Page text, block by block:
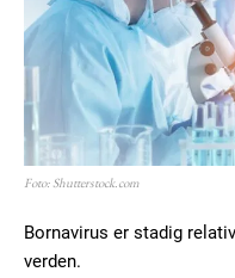
Foto: Shutterstock.com
Bornavirus er stadig
verden.